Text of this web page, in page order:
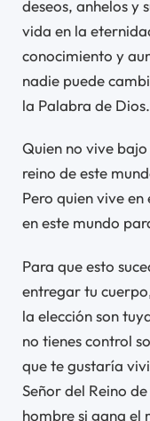
deseos, anhelos y
vida en la
conocimiento y
nadie puede
la Palabra de Dios.
Quien no vive
reino de este
Pero quien vive
en este mundo
Para que esto
entregar tu
la elección son
no tienes control
que te gustaría
Señor del Reino
hombre si gana el